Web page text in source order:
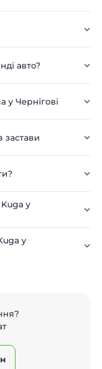
авто?
у Чернігові
застави
у
у